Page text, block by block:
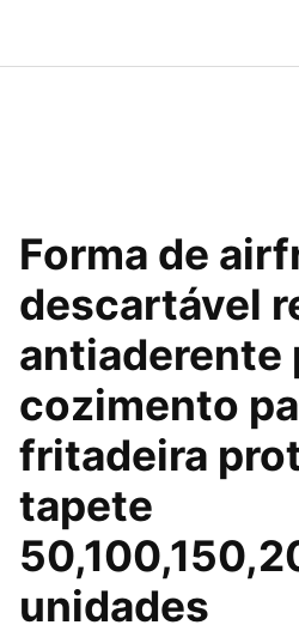
o
Forma de
descartável
antiaderente
cozimento
fritadeira
tapete
unidades